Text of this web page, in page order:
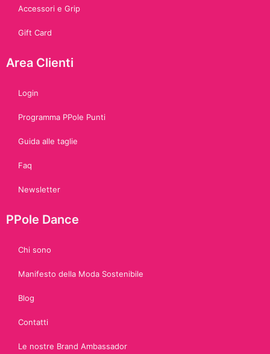
Accessori e Grip
Gift Card
Area Clienti
Login
Programma PPole Punti
Guida alle taglie
Faq
Newsletter
PPole Dance
Chi sono
Manifesto della Moda Sostenibile
Blog
Contatti
Le nostre Brand Ambassador